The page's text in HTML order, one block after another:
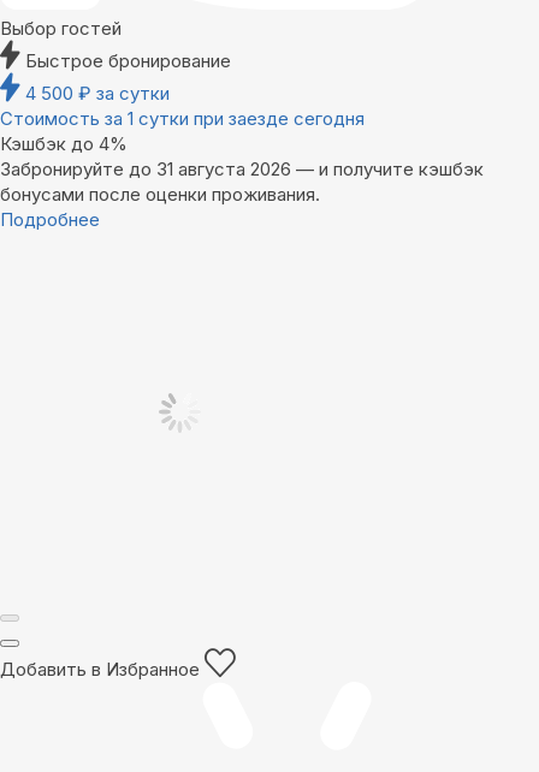
Выбор гостей
Быстрое бронирование
4 500 ₽ за сутки
Стоимость за 1 сутки при заезде сегодня
Кэшбэк до 4%
Забронируйте до 31 августа 2026 — и получите кэшбэк
бонусами после оценки проживания.
Подробнее
Добавить в Избранное